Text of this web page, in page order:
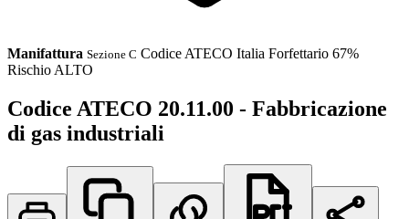
Manifattura Sezione C Codice ATECO Italia Forfettario 67%
Rischio ALTO
Codice ATECO 20.11.00 - Fabbricazione
di gas industriali